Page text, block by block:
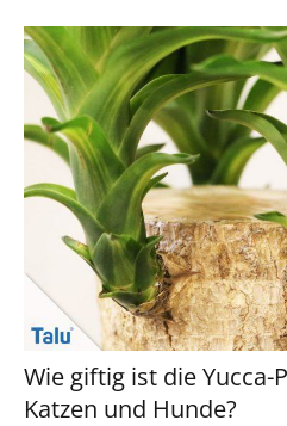
Wie giftig ist die Yucca-
Katzen und Hunde?